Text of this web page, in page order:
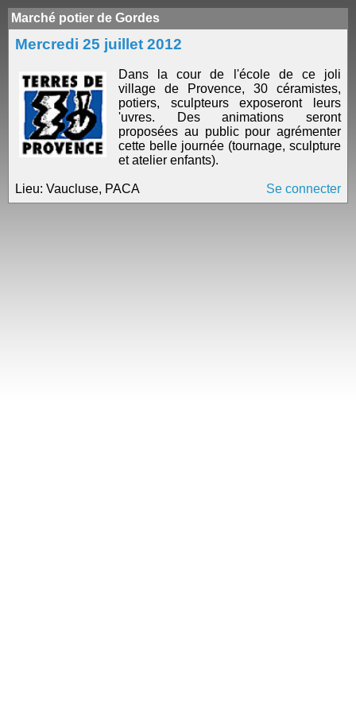
Marché potier de Gordes
Mercredi 25 juillet 2012
Dans la cour de l'école de ce joli
village de Provence, 30 céramistes,
potiers, sculpteurs exposeront leurs
'uvres. Des animations seront
proposées au public pour agrémenter
cette belle journée (tournage, sculpture
et atelier enfants).
Lieu: Vaucluse, PACA Se connecter